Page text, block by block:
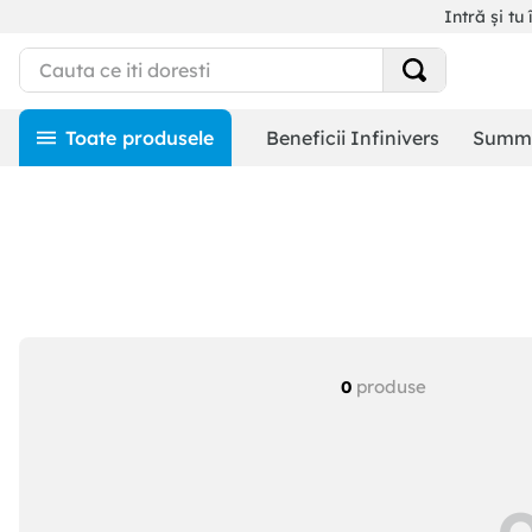
Intră și tu
Beneficii Infinivers
0 produse